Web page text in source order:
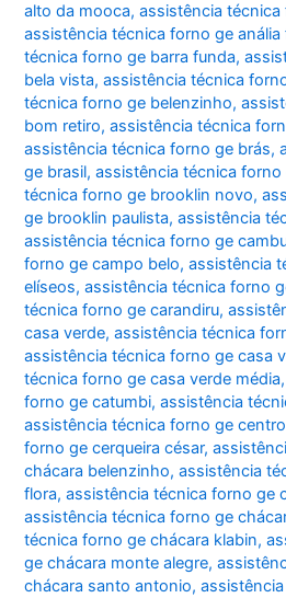
alto da mooca,assistência
assistência técnica forno ge anália
técnica forno ge barra funda,
bela vista,assistência técnica
técnica forno ge belenzinho,
bom retiro,assistência técnica
assistência técnica forno ge brás,
ge brasil,assistência técnica forno
técnica forno ge brooklin novo,
ge brooklin paulista,assistência
assistência técnica forno ge
forno ge campo belo,assistência
elíseos,assistência técnica forno
técnica forno ge carandiru,
casa verde,assistência técnica
assistência técnica forno ge casa
técnica forno ge casa verde média
forno ge catumbi,assistência
assistência técnica forno ge
forno ge cerqueira césar,
chácara belenzinho,assistência
flora,assistência técnica forno ge
assistência técnica forno ge
técnica forno ge chácara klabin,
ge chácara monte alegre,
chácara santo antonio,